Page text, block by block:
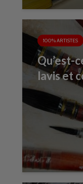
100% ARTISTES
Qu’est-
lavis et